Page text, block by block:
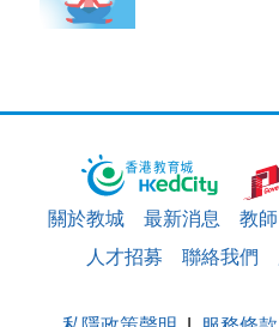
關於教城 最新消息 教師
人才招募
聯絡我們